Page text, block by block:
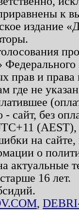
к
издание
прав и
где не
сайт, без
на
о
актуальные
16 лет.
,